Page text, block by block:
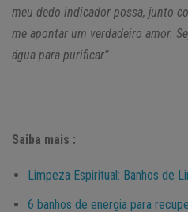
meu dedo indicador possa, junto
me apontar um verdadeiro amor.
água para purificar”.
Saiba mais :
Limpeza Espiritual: Banhos de
6 banhos de energia para